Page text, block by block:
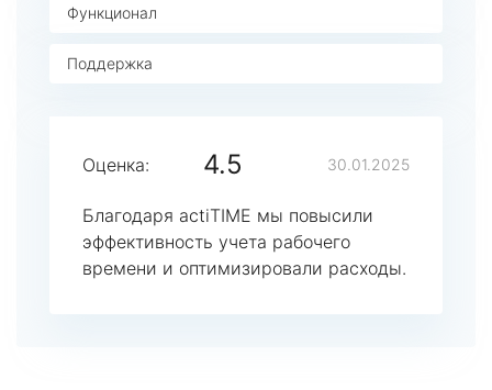
Функционал
Поддержка
Оценка: 4.5 30.01.2025
Благодаря actiTIME мы повысили
эффективность учета рабочего
времени и оптимизировали расходы.